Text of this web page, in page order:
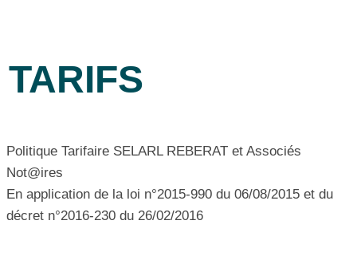
TARIFS
Politique Tarifaire SELARL REBERAT et Associés
Not@ires
En application de la loi n°2015-990 du 06/08/2015 et du
décret n°2016-230 du 26/02/2016